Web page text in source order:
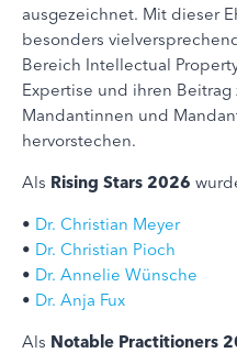
ausgezeichnet. Mit dieser
besonders
Bereich Intellectual
Expertise und ihren Beitrag
Mandantinnen und
hervorstechen.
Als Rising Stars 2026
• Dr. Christian Meyer
• Dr. Christian Pioch
• Dr. Annelie Wünsche
• Dr. Anja Fux
Als Notable Practitioners